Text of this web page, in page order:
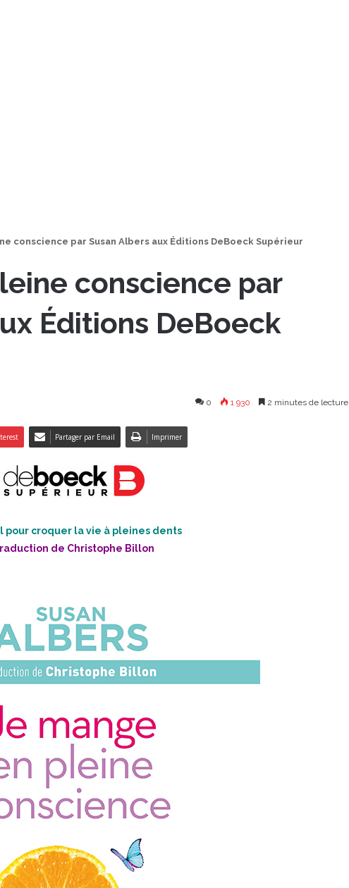
conscience par Susan Albers aux Éditions DeBoeck Supérieur
conscience par
Éditions DeBoeck
0 1 930 2 minutes de lecture
Partager par Email Imprimer
pour croquer la vie à pleines dents
de Christophe Billon